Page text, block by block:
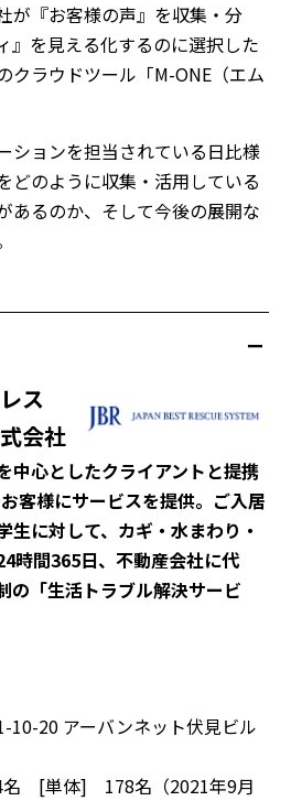
が『お客様の声』を収集・分
』を見える化するのに選択した
クラウドツール「M-ONE（エム
ションを担当されている日比様
どのように収集・活用している
あるのか、そして今後の展開な
ス
会社
中心としたクライアントと提携
客様にサービスを提供。ご入居
生に対して、カギ・水まわり・
時間365日、不動産会社に代
の「生活トラブル解決サービ
10-20 アーバンネット伏見ビル
[単体] 178名（2021年9月